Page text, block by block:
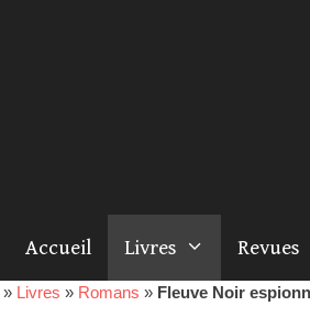
Accueil Livres Revues
» Livres » Romans » Fleuve Noir